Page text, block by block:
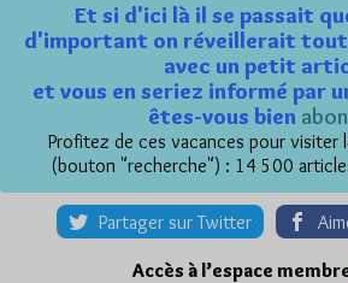
Et si d'ici là il se passait
d'important on réveillerait tout
avec un petit
et vous en seriez informé par
êtes-vous bien
Profitez de ces vacances pour visiter
(bouton "recherche") : 14 500
Partager sur Twitter
Accès à l’espace